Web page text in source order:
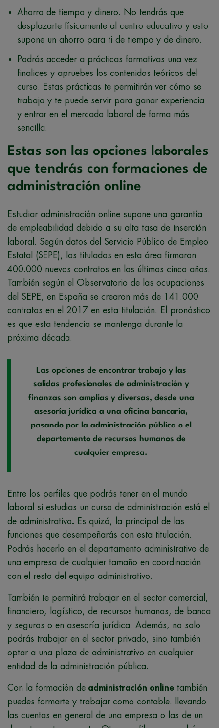
Ahorro de tiempo y dinero. No tendrás que
desplazarte físicamente al centro educativo y esto
supone un ahorro para ti de tiempo y de dinero.
Podrás acceder a prácticas formativas una vez
finalices y apruebes los contenidos teóricos del
curso. Estas prácticas te permitirán ver cómo se
trabaja y te puede servir para ganar experiencia
y entrar en el mercado laboral de forma más
sencilla.
Estas son las opciones laborales
que tendrás con formaciones de
administración online
Estudiar administración online supone una garantía
de empleabilidad debido a su alta tasa de inserción
laboral. Según datos del Servicio Público de Empleo
Estatal (SEPE), los titulados en esta área firmaron
400.000 nuevos contratos en los últimos cinco años.
También según el Observatorio de las ocupaciones
del SEPE, en España se crearon más de 141.000
contratos en el 2017 en esta titulación. El pronóstico
es que esta tendencia se mantenga durante la
próxima década.
Las opciones de encontrar trabajo y las
salidas profesionales de administración y
finanzas son amplias y diversas, desde una
asesoría jurídica a una oficina bancaria,
pasando por la administración pública o el
departamento de recursos humanos de
cualquier empresa.
Entre los perfiles que podrás tener en el mundo
laboral si estudias un curso de administración está el
de administrativo. Es quizá, la principal de las
funciones que desempeñarás con esta titulación.
Podrás hacerlo en el departamento administrativo de
una empresa de cualquier tamaño en coordinación
con el resto del equipo administrativo.
También te permitirá trabajar en el sector comercial,
financiero, logístico, de recursos humanos, de banca
y seguros o en asesoría jurídica. Además, no solo
podrás trabajar en el sector privado, sino también
optar a una plaza de administrativo en cualquier
entidad de la administración pública.
Con la formación de administración online también
puedes formarte y trabajar como contable. llevando
las cuentas en general de una empresa o las de un